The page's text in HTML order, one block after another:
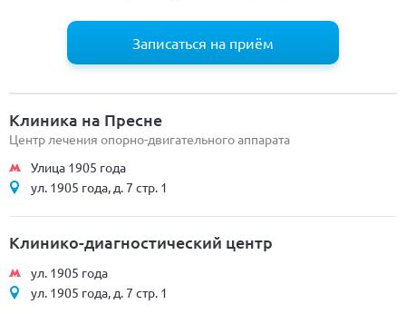
Записаться на приём
Клиника на Пресне
Центр лечения опорно-двигательного аппарата
Улица 1905 года
ул. 1905 года, д. 7 стр. 1
Клинико-диагностический центр
ул. 1905 года
ул. 1905 года, д. 7 стр. 1